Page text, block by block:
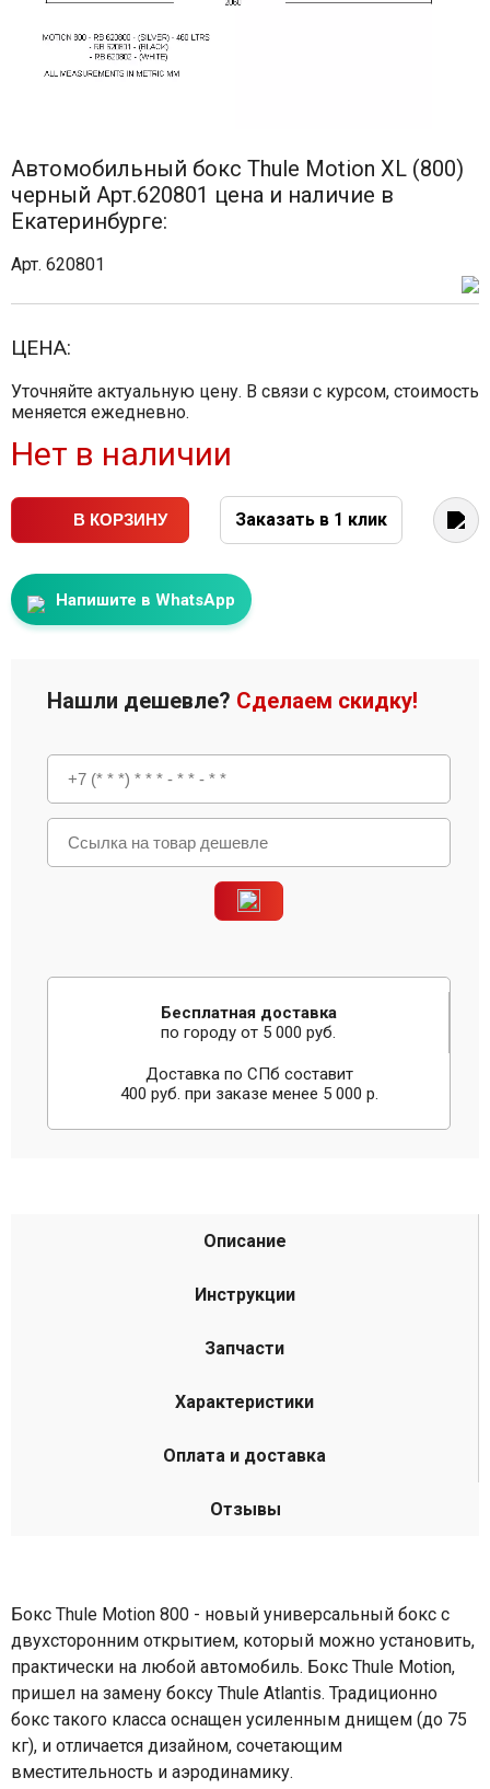
Автомобильный бокс Thule Motion XL (800)
черный Арт.620801 цена и наличие в
Екатеринбурге:
Арт. 620801
ЦЕНА:
Уточняйте актуальную цену. В связи с курсом, стоимость
меняется ежедневно.
Нет в наличии
В КОРЗИНУ Заказать в 1 клик
Напишите в WhatsApp
Нашли дешевле? Сделаем скидку!
Бесплатная доставка
по городу от 5 000 руб.
Доставка по СПб составит
400 руб. при заказе менее 5 000 р.
Описание
Инструкции
Запчасти
Характеристики
Оплата и доставка
Отзывы
Бокс Thule Motion 800 - новый универсальный бокс с
двухсторонним открытием, который можно установить,
практически на любой автомобиль. Бокс Thule Motion,
пришел на замену боксу Thule Atlantis. Традиционно
бокс такого класса оснащен усиленным днищем (до 75
кг), и отличается дизайном, сочетающим
вместительность и аэродинамику.